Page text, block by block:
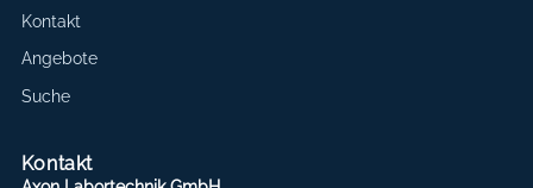
Kontakt
Angebote
Suche
Kontakt